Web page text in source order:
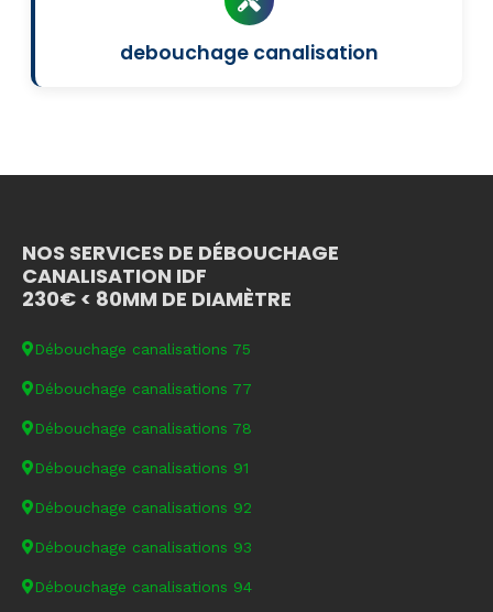
debouchage canalisation
NOS SERVICES DE DÉBOUCHAGE
CANALISATION IDF
230€ < 80MM DE DIAMÈTRE
Débouchage canalisations 75
Débouchage canalisations 77
Débouchage canalisations 78
Débouchage canalisations 91
Débouchage canalisations 92
Débouchage canalisations 93
Débouchage canalisations 94